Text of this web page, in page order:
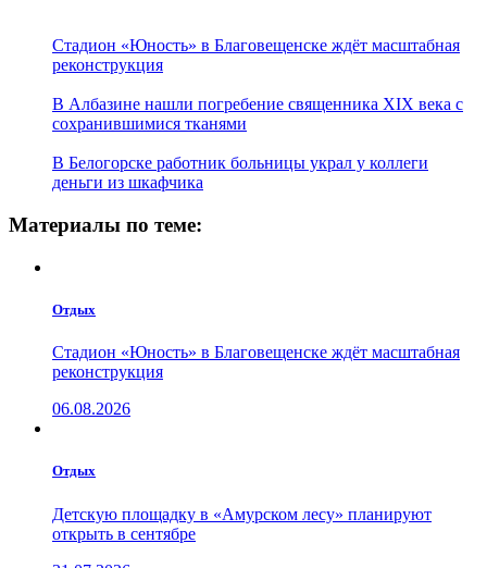
Стадион «Юность» в Благовещенске ждёт масштабная
реконструкция
В Албазине нашли погребение священника XIX века с
сохранившимися тканями
В Белогорске работник больницы украл у коллеги
деньги из шкафчика
Материалы по теме:
Отдых
Стадион «Юность» в Благовещенске ждёт масштабная
реконструкция
06.08.2026
Отдых
Детскую площадку в «Амурском лесу» планируют
открыть в сентябре